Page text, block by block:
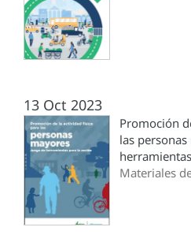
13 Oct 2023
Promoción
las
Materiales